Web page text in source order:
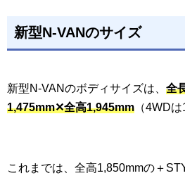
新型N-VANのサイズ
新型N-VANのボディサイズは、 全
1,475mm✕全高1,945mm （4WD
これまでは、全高1,850mmの＋